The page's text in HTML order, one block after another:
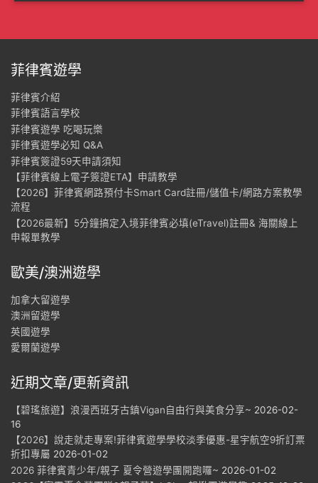
菲律賓遊學
菲律賓介紹
菲律賓語言學校
菲律賓遊學 吃喝玩樂
菲律賓遊學必知 Q&A
菲律賓簽證59天申請須知
【菲律賓線上電子簽證ETA】申請教學
【2026】菲律賓網路預付卡Smart Card註冊/儲值卡/網路方案教學
流程
【2026最新】5分鐘搞定入境菲律賓必填(eTravel)註冊& 海關線上
申報單教學
歐美/澳洲遊學
加拿大留遊學
澳洲留遊學
英國遊學
愛爾蘭遊學
近期文章/更新資訊
【碧瑤旅遊】浪漫西班牙古鎮Vigan自由行與美食分享~ 2026-02-
16
【2026】說走就走專案!菲律賓遊學學校淡季優惠-星宇航空9折訂票
折扣專屬 2026-01-02
2026 菲律賓青少年/親子 夏令營遊學團開跑囉~ 2026-01-02